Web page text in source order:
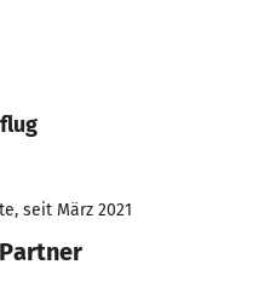
seit März 2021